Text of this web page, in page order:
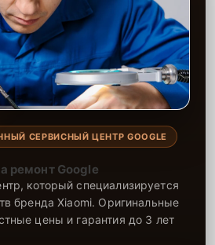
СЕРВИСНЫЙ ЦЕНТР GOOGLE
ремонт Google
который специализируется
бренда Xiaomi. Оригинальные
цены и гарантия до 3 лет